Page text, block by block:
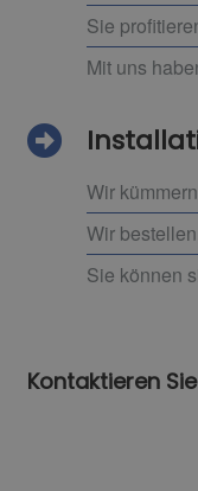
Sie
Mit uns
Wir
Wir
Sie können
Kontaktieren